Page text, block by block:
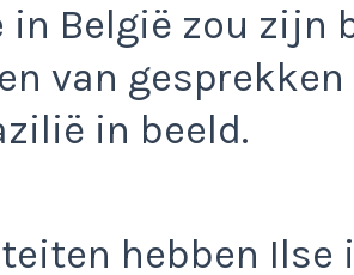
België zou zijn
van gesprekken
in beeld.
hebben Ilse